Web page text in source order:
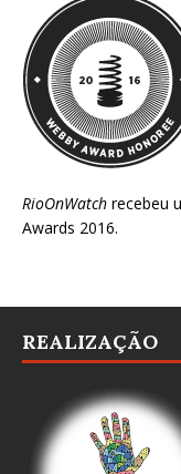
RioOnWatch recebeu
Awards 2016.
REALIZAÇÃO